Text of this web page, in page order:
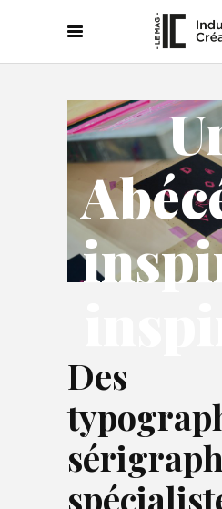
Des